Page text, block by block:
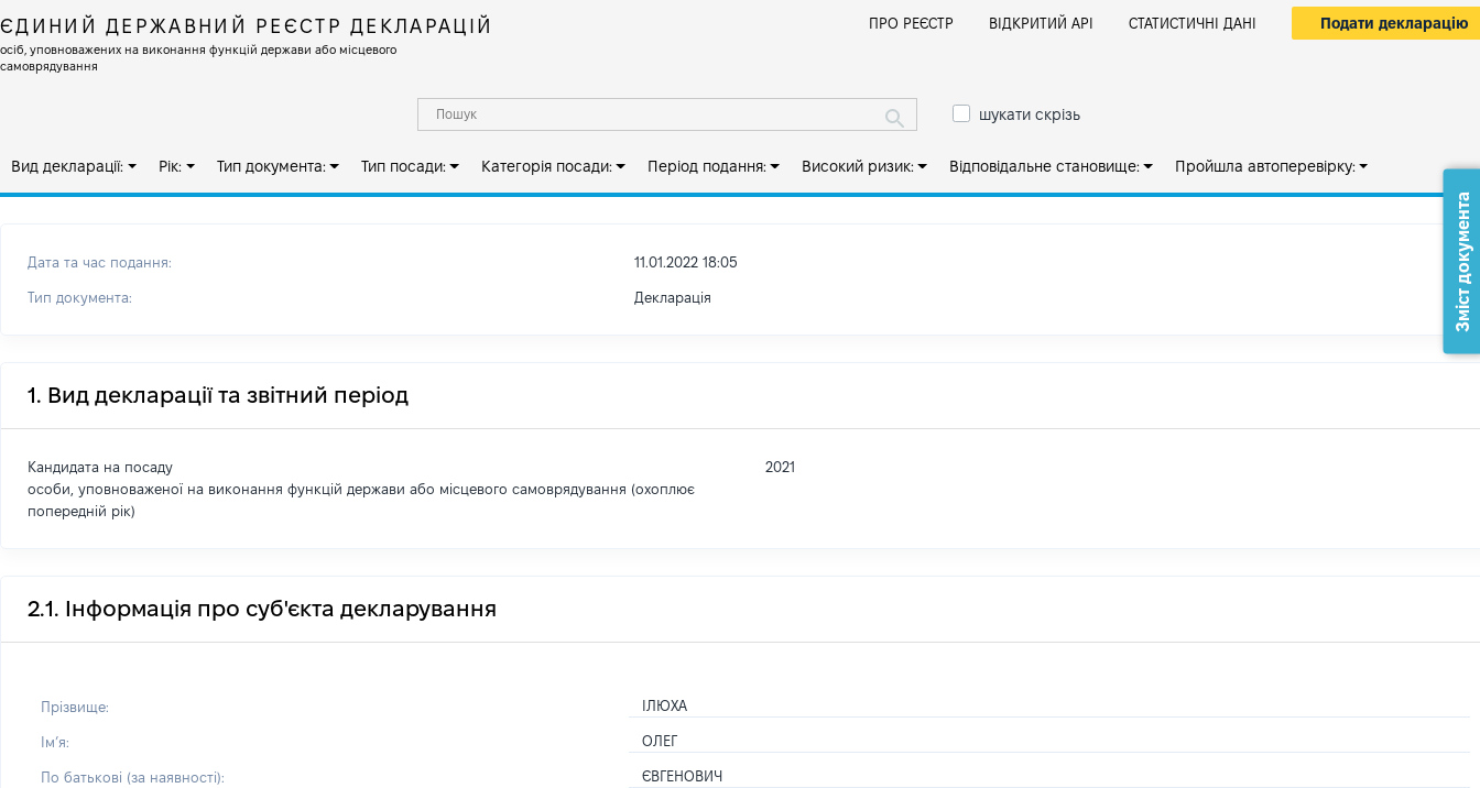
ЄДИНИЙ ДЕРЖАВНИЙ РЕЄСТР ДЕКЛАРАЦІЙ
осіб, уповноважених на виконання функцій держави або місцевого
самоврядування
ПРО РЕЄСТР ВІДКРИТИЙ АРІ СТАТИСТИЧНІ ДАНІ Подати декларацію
шукати скрізь
Вид декларації: Рік: Тип документа: Тип посади: Категорія посади: Період подання: Високий ризик: Відповідальне становище: Пройшла автоперевірку:
Дата та час подання: 11.01.2022 18:05
Тип документа: Декларація
1. Вид декларації та звітний період
Кандидата на посаду
особи, уповноваженої на виконання функцій держави або місцевого самоврядування (охоплює
попередній рік)
2021
2.1. Інформація про суб'єкта декларування
Прізвище: ІЛЮХА
Імʼя: ОЛЕГ
По батькові (за наявності): ЄВГЕНОВИЧ
Зміст документа